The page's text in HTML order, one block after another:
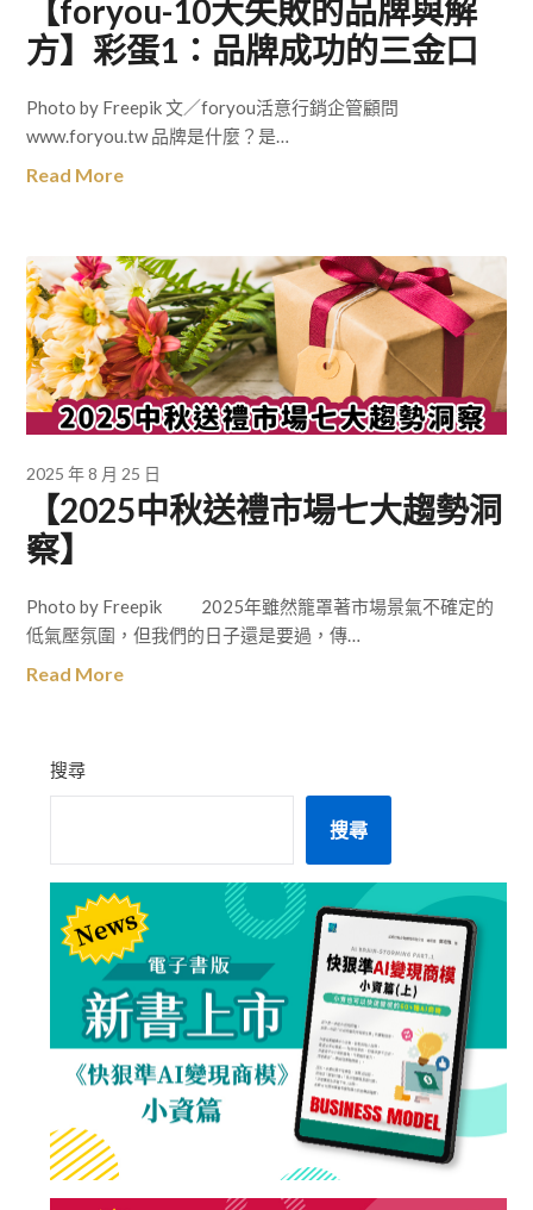
【foryou-10大失敗的品牌與解
方】彩蛋1：品牌成功的三金口
Photo by Freepik 文／foryou活意行銷企管顧問
www.foryou.tw 品牌是什麼？是…
Read More
2025 年 8 月 25 日
【2025中秋送禮市場七大趨勢洞
察】
Photo by Freepik 2025年雖然籠罩著市場景氣不確定的
低氣壓氛圍，但我們的日子還是要過，傳…
Read More
搜尋
搜尋